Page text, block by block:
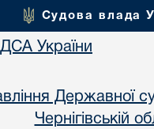
Судова влада
ДСА України
Державної
Чернiгiвській